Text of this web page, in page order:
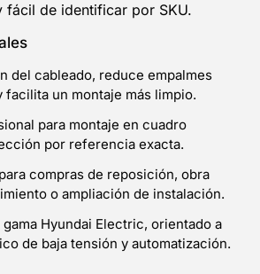
fácil de identificar por SKU.
del cableado, reduce empalmes
facilita un montaje más limpio.
para montaje en cuadro
por referencia exacta.
compras de reposición, obra
o ampliación de instalación.
Hyundai Electric, orientado a
de baja tensión y automatización.